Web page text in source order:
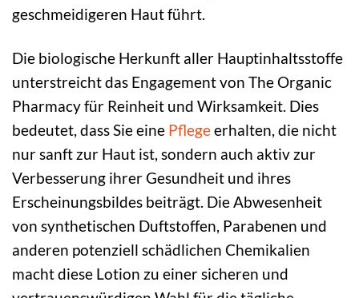
geschmeidigeren Haut führt.
Die biologische Herkunft aller Hauptinhaltsstoffe
unterstreicht das Engagement von The Organic
Pharmacy für Reinheit und Wirksamkeit. Dies
bedeutet, dass Sie eine Pflegeerhalten, die nicht
nur sanft zur Haut ist, sondern auch aktiv zur
Verbesserung ihrer Gesundheit und ihres
Erscheinungsbildes beiträgt. Die Abwesenheit
von synthetischen Duftstoffen, Parabenen und
anderen potenziell schädlichen Chemikalien
macht diese Lotion zu einer sicheren und